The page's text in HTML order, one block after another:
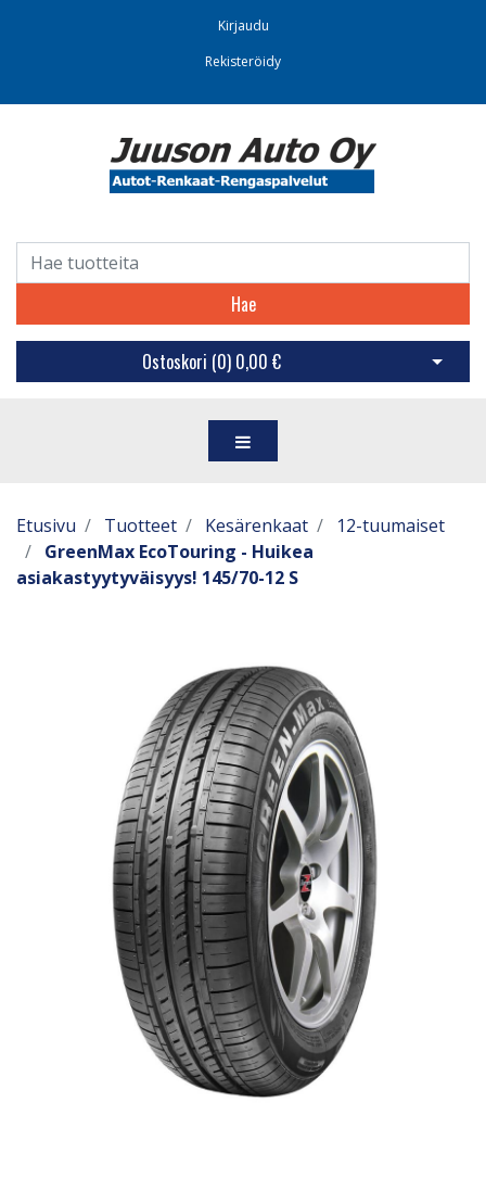
Kirjaudu
Rekisteröidy
Hae
Ostoskori (0) 0,00 € Avaa
Etusivu Tuotteet Kesärenkaat
12-tuumaiset
GreenMax EcoTouring - Huikea
asiakastyytyväisyys! 145/70-12 S